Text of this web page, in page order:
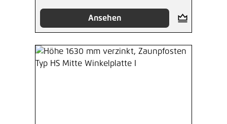
Ansehen